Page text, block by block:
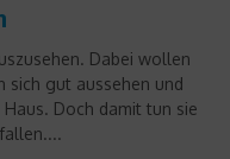
Dabei wollen
sich gut aussehen und
Doch damit tun sie